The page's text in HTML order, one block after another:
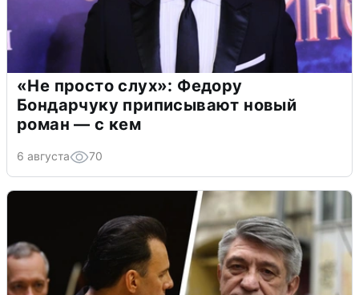
«Не просто слух»: Федору
Бондарчуку приписывают новый
роман — с кем
6 августа 70